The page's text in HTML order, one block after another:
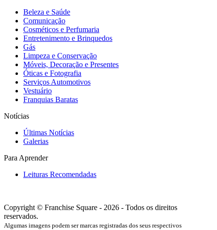
Beleza e Saúde
Comunicação
Cosméticos e Perfumaria
Entretenimento e Brinquedos
Gás
Limpeza e Conservação
Móveis, Decoração e Presentes
Óticas e Fotografia
Serviços Automotivos
Vestuário
Franquias Baratas
Notícias
Últimas Notícias
Galerias
Para Aprender
Leituras Recomendadas
Copyright © Franchise Square - 2026 - Todos os direitos
reservados.
Algumas imagens podem ser marcas registradas dos seus respectivos